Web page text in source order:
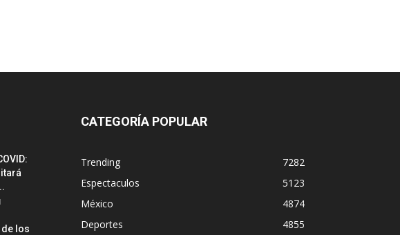
de los
CATEGORÍA POPULAR
Trending
7282
Espectaculos
5123
México
4874
Deportes
4855